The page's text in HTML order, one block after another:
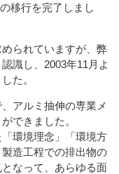
移行を完了しまし
られていますが、弊
識し、2003年11月よ
た。
アルミ抽伸の専業メ
できました。
環境理念」「環境方
造工程での排出物の
なって、あらゆる面